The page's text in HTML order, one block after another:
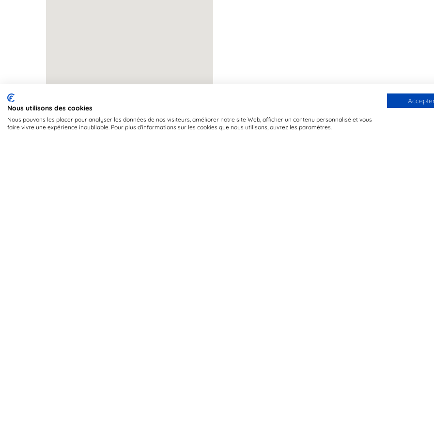
Nous utilisons des cookies
Nous pouvons les placer pour analyser les données de nos visiteurs, améliorer notre site Web, afficher un contenu personnalisé et vous
faire vivre une expérience inoubliable. Pour plus d'informations sur les cookies que nous utilisons, ouvrez les paramètres.